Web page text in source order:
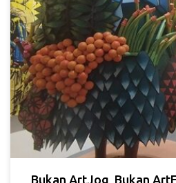
Bukan ArtJog, Bukan